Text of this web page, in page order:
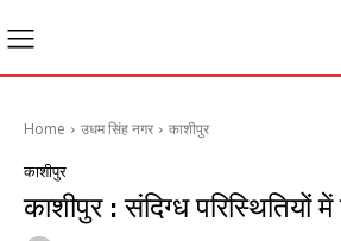
Home उधम सिंह नगर काशीपुर
काशीपुर
काशीपुर : संदिग्ध परिस्थितियों